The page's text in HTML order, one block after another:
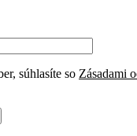
súhlasíte so Zásadami